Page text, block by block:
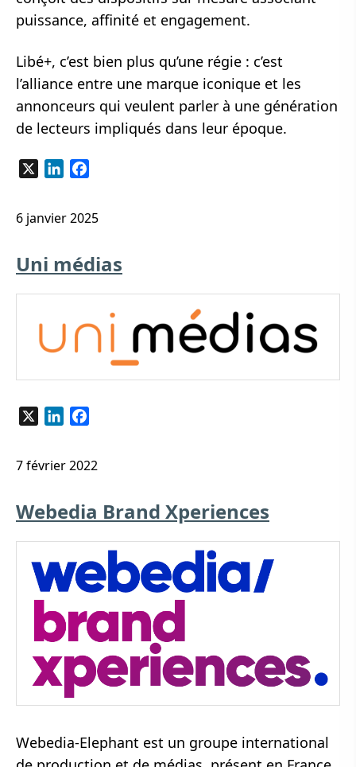
puissance, affinité et engagement.
Libé+, c’est bien plus qu’une régie : c’est
l’alliance entre une marque iconique et les
annonceurs qui veulent parler à une génération
de lecteurs impliqués dans leur époque.
LinkedIn
6 janvier 2025
Uni médias
LinkedIn
7 février 2022
Webedia Brand Xperiences
Webedia-Elephant est un groupe international